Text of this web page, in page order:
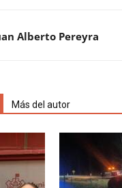
Alberto Pereyra
Más del autor